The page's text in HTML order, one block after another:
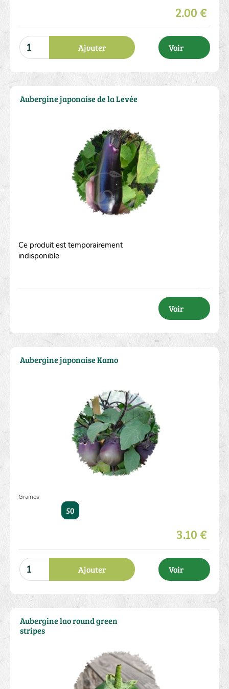
2.00 €
Ajouter Voir
Ce produit est temporairement
indisponible
Voir
Aubergine japonaise de la Levée
Graines
50
3.10 €
Ajouter Voir
Aubergine japonaise Kamo
Aubergine lao round green
stripes